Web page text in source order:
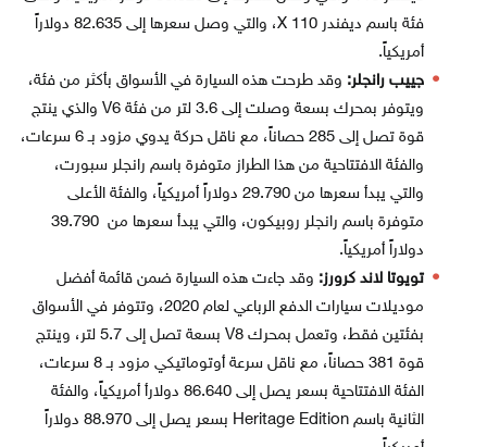
فئة باسم ديفندر 110 X، والتي وصل سعرها إلى 82.635 دولاراً
أمريكياً.
جييب رانجلر: وقد طرحت هذه السيارة في الأسواق بأكثر من فئة،
ويتوفر بمحرك بسعة وصلت إلى 3.6 لتر من فئة V6 والذي ينتج
قوة تصل إلى 285 حصاناً، مع ناقل حركة يدوي مزود بـ 6 سرعات،
والفئة الافتتاحية من هذا الطراز متوفرة باسم رانجلر سبورت،
والتي يبدأ سعرها من 29.790 دولاراً أمريكياً، والفئة الأعلى
متوفرة باسم رانجلر روبيكون، والتي يبدأ سعرها من 39.790
دولاراً أمريكياً.
تويوتا لاند كرورز: وقد جاءت هذه السيارة ضمن قائمة أفضل
موديلات سيارات الدفع الرباعي لعام 2020، وتتوفر في الأسواق
بفئتين فقط، وتعمل بمحرك V8 بسعة تصل إلى 5.7 لتر، وينتج
قوة 381 حصاناً، مع ناقل سرعة أوتوماتيكي مزود بـ 8 سرعات،
الفئة الافتتاحية بسعر يصل إلى 86.640 دولارأ أمريكياً، والفئة
الثانية باسم Heritage Edition بسعر يصل إلى 88.970 دولاراً